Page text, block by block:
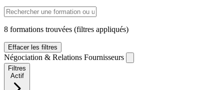
8 formations trouvées (filtres appliqués)
Effacer les filtres
Négociation & Relations Fournisseurs
Filtres
Actif